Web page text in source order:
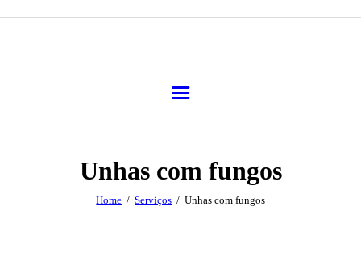
Unhas com fungos
Home Serviços Unhas com fungos